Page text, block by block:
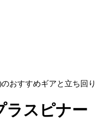
おすすめギアと立ち回り
ラスピナー